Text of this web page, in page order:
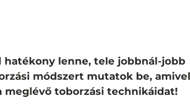
hatékony lenne, tele jobbnál-jobb
módszert mutatok be, amivel
toborzási technikáidat!